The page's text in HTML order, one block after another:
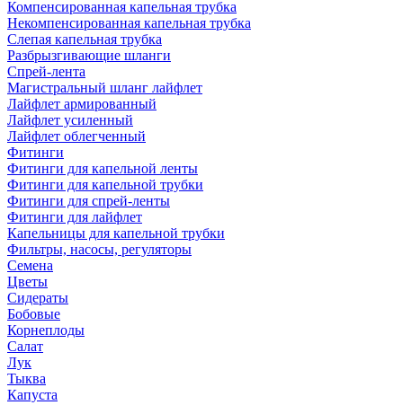
Компенсированная капельная трубка
Некомпенсированная капельная трубка
Слепая капельная трубка
Разбрызгивающие шланги
Спрей-лента
Магистральный шланг лайфлет
Лайфлет армированный
Лайфлет усиленный
Лайфлет облегченный
Фитинги
Фитинги для капельной ленты
Фитинги для капельной трубки
Фитинги для спрей-ленты
Фитинги для лайфлет
Капельницы для капельной трубки
Фильтры, насосы, регуляторы
Семена
Цветы
Сидераты
Бобовые
Корнеплоды
Салат
Лук
Тыква
Капуста